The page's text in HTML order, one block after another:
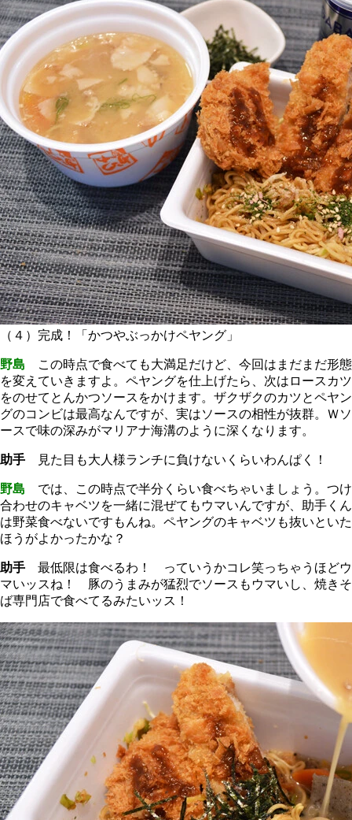
（４）完成！「かつやぶっかけペヤング」
野島 この時点で食べても大満足だけど、今回はまだまだ形態
を変えていきますよ。ペヤングを仕上げたら、次はロースカツ
をのせてとんかつソースをかけます。ザクザクのカツとペヤン
グのコンビは最高なんですが、実はソースの相性が抜群。Ｗソ
ースで味の深みがマリアナ海溝のように深くなります。
助手 見た目も大人様ランチに負けないくらいわんぱく！
野島 では、この時点で半分くらい食べちゃいましょう。つけ
合わせのキャベツを一緒に混ぜてもウマいんですが、助手くん
は野菜食べないですもんね。ペヤングのキャベツも抜いといた
ほうがよかったかな？
助手 最低限は食べるわ！ っていうかコレ笑っちゃうほどウ
マいッスね！ 豚のうまみが猛烈でソースもウマいし、焼きそ
ば専門店で食べてるみたいッス！